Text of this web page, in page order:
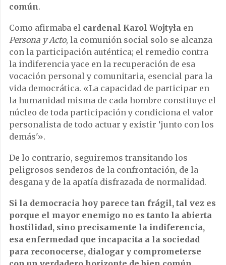
común.
Como afirmaba el cardenal Karol Wojtyła en
Persona y Acto, la comunión social solo se alcanza
con la participación auténtica; el remedio contra
la indiferencia yace en la recuperación de esa
vocación personal y comunitaria, esencial para la
vida democrática. «La capacidad de participar en
la humanidad misma de cada hombre constituye el
núcleo de toda participación y condiciona el valor
personalista de todo actuar y existir ‘junto con los
demás'».
De lo contrario, seguiremos transitando los
peligrosos senderos de la confrontación, de la
desgana y de la apatía disfrazada de normalidad.
Si la democracia hoy parece tan frágil, tal vez es
porque el mayor enemigo no es tanto la abierta
hostilidad, sino precisamente la indiferencia,
esa enfermedad que incapacita a la sociedad
para reconocerse, dialogar y comprometerse